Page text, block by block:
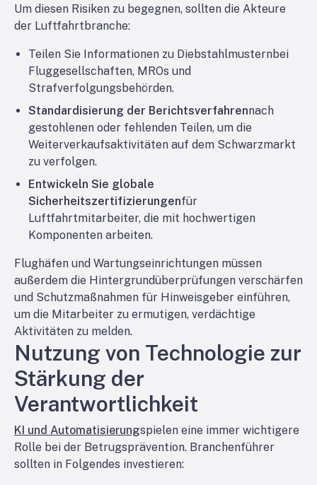
Um diesen Risiken zu begegnen, sollten die Akteure
der Luftfahrtbranche:
Teilen Sie Informationen zu Diebstahlmusternbei
Fluggesellschaften, MROs und
Strafverfolgungsbehörden.
Standardisierung der Berichtsverfahrennach
gestohlenen oder fehlenden Teilen, um die
Weiterverkaufsaktivitäten auf dem Schwarzmarkt
zu verfolgen.
Entwickeln Sie globale
Sicherheitszertifizierungenfür
Luftfahrtmitarbeiter, die mit hochwertigen
Komponenten arbeiten.
Flughäfen und Wartungseinrichtungen müssen
außerdem die Hintergrundüberprüfungen verschärfen
und Schutzmaßnahmen für Hinweisgeber einführen,
um die Mitarbeiter zu ermutigen, verdächtige
Aktivitäten zu melden.
Nutzung von Technologie zur
Stärkung der
Verantwortlichkeit
KI und Automatisierungspielen eine immer wichtigere
Rolle bei der Betrugsprävention. Branchenführer
sollten in Folgendes investieren: